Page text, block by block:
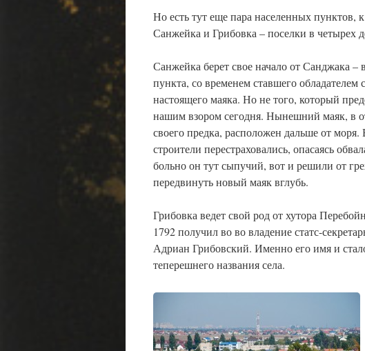
Но есть тут еще пара населенных пунктов,
Санжейка и Грибовка – поселки в четырех
Санжейка берет свое начало от Санджака –
пункта, со временем ставшего обладателем
настоящего маяка. Но не того, который
нашим взором сегодня. Нынешний маяк, в
своего предка, расположен дальше от моря.
строители перестраховались, опасаясь
больно он тут сыпучий, вот и решили от
передвинуть новый маяк вглубь.
Грибовка ведет свой род от хутора
1792 получил во во владение статс-
Адриан Грибовский. Именно его имя и
теперешнего названия села.